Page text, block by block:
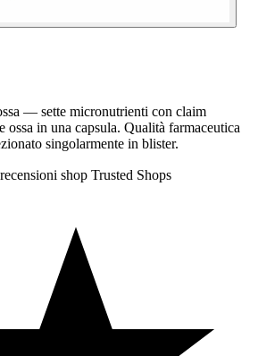
— sette micronutrienti con claim
ossa in una capsula. Qualità farmaceutica
singolarmente in blister.
shop Trusted Shops